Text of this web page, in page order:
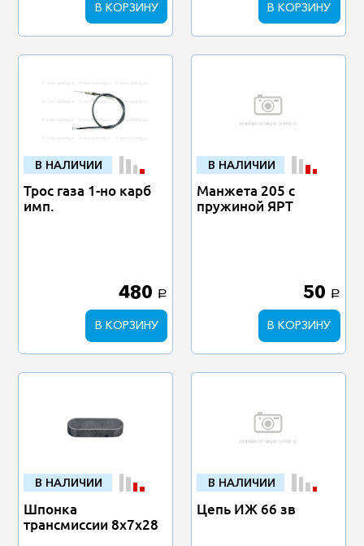
В КОРЗИНУ В КОРЗИНУ
В НАЛИЧИИ
Трос газа 1-но карб
имп.
480 a
В КОРЗИНУ
В НАЛИЧИИ
Манжета 205 с
пружиной ЯРТ
50 a
В КОРЗИНУ
В НАЛИЧИИ
Шпонка
трансмиссии 8х7х28
В НАЛИЧИИ
Цепь ИЖ 66 зв